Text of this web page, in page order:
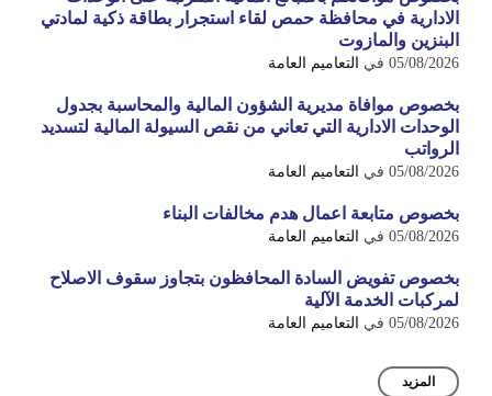
الادارية في محافظة حمص لقاء استجرار بطاقة ذكية لمادتي
البنزين والمازوت
05/08/2026 في التعاميم العامة
بخصوص موافاة مديرية الشؤون المالية والمحاسبة بجدول
الوحدات الادارية التي تعاني من نقص السيولة المالية لتسديد
الرواتب
05/08/2026 في التعاميم العامة
بخصوص متابعة اعمال هدم مخالفات البناء
05/08/2026 في التعاميم العامة
بخصوص تفويض السادة المحافظون بتجاوز سقوف الاصلاح
لمركبات الخدمة الآلية
05/08/2026 في التعاميم العامة
المزيد